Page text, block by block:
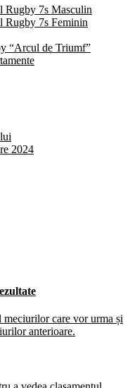
Rugby 7s Masculin
Rugby 7s Feminin
“Arcul de Triumf”
2024
meciurilor care vor urma și
anterioare.